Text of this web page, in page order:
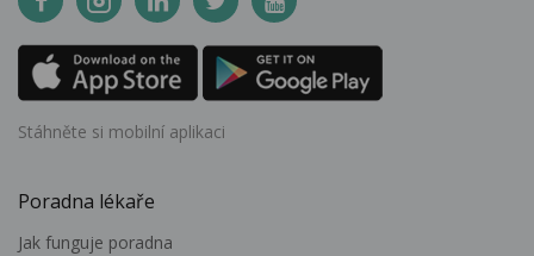
Stáhněte si mobilní aplikaci
Poradna lékaře
Jak funguje poradna